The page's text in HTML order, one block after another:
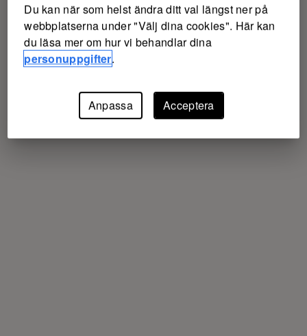
Du kan när som helst ändra ditt val längst ner på
webbplatserna under "Välj dina cookies". Här kan
du läsa mer om hur vi behandlar dina
personuppgifter.
Anpassa Acceptera